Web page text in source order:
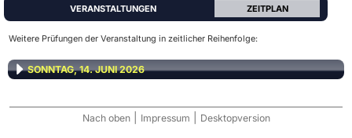
VERANSTALTUNGEN ZEITPLAN
Weitere Prüfungen der Veranstaltung in zeitlicher Reihenfolge:
SONNTAG, 14. JUNI 2026
Nach oben Impressum Desktopversion